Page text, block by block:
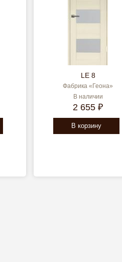
LE 8
Фабрика «Геона»
В наличии
2 655 ₽
В корзину